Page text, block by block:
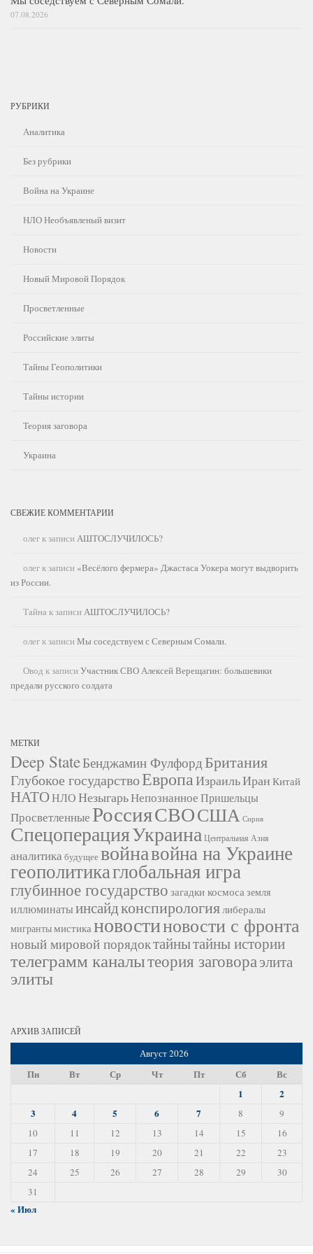
07.08.2026
РУБРИКИ
Аналитика
Без рубрики
Война на Украине
НЛО Необъявленый визит
Новости
Новый Мировой Порядок
Просветленные
Российские элиты
Тайны Геополитики
Тайны истории
Теория заговора
Украина
СВЕЖИЕ КОММЕНТАРИИ
олегк записи АШТОСЛУЧИЛОСЬ?
олегк записи «Весёлого фермера» Джастаса Уокера могут выдворить
из России.
Тайна к записи АШТОСЛУЧИЛОСЬ?
олегк записи Мы соседствуем с Северным Сомали.
Овод к записи Участник СВО Алексей Верещагин: большевики
предали русского солдата
МЕТКИ
Deep StateБенджамин Фулфорд Британия
Глубокое государствоЕвропаИзраильИран Китай
НАТОНЛОНезыгарьНепознанноеПришельцы
Просветленные РоссияСВОСША Сирия
СпецоперацияУкраина Центральная Азия
аналитика будущеевойнавойна на Украине
геополитикаглобальная игра
глубинное государство загадки космоса земля
иллюминатыинсайдконспирологиялибералы
мигрантымистика новостиновости с фронта
новый мировой порядоктайнытайны истории
телеграмм каналытеория заговораэлита
элиты
АРХИВ ЗАПИСЕЙ
Август 2026
Пн Вт Ср Чт Пт Сб
Вс
1
2
3
4 5 6 7 8
9
10
11 12 13 14 15
16
17
18 19 20 21 22
23
24
25 26 27 28 29
30
31
« Июл